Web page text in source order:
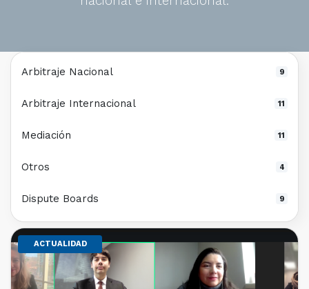
ACTUALIDAD
Arbitraje Nacional 9
Arbitraje Internacional 11
Mediación 11
Otros 4
Dispute Boards 9